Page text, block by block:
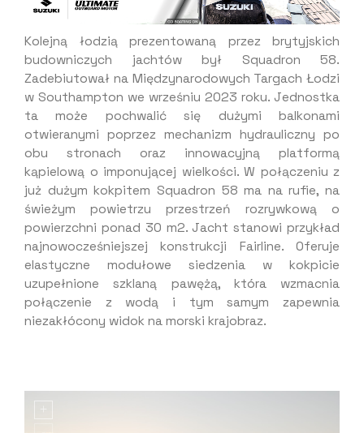
Kolejną łodzią prezentowaną przez brytyjskich
budowniczych jachtów był Squadron 58.
Zadebiutował na Międzynarodowych Targach Łodzi
w Southampton we wrześniu 2023 roku. Jednostka
ta może pochwalić się dużymi balkonami
otwieranymi poprzez mechanizm hydrauliczny po
obu stronach oraz innowacyjną platformą
kąpielową o imponującej wielkości. W połączeniu z
już dużym kokpitem Squadron 58 ma na rufie, na
świeżym powietrzu przestrzeń rozrywkową o
powierzchni ponad 30 m2. Jacht stanowi przykład
najnowocześniejszej konstrukcji Fairline. Oferuje
elastyczne modułowe siedzenia w kokpicie
uzupełnione szklaną pawężą, która wzmacnia
połączenie z wodą i tym samym zapewnia
niezakłócony widok na morski krajobraz.